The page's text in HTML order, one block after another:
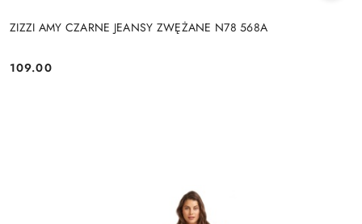
ZIZZI AMY CZARNE JEANSY ZWĘŻANE N78 568A
Cena:
109.00